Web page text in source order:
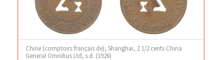
Chine (comptoirs français de), Shanghai, 2 1/2 cents China
General Omnibus Ltd, s.d. (1926)